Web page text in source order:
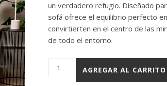
un verdadero refugio. Diseñado
sofá ofrece el equilibrio perfecto
convirtierten en el centro de las
de todo el entorno.
Rinconero Montpellier cantidad
AGREGAR AL CARRITO